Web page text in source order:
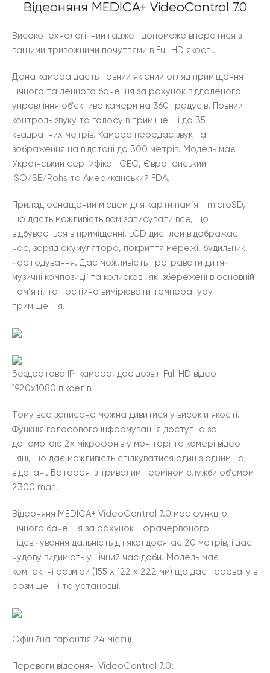
Відеоняня MEDICA+ VideoControl 7.0
Високотехнологічний гаджет допоможе впоратися з
вашими тривожними почуттями в Full HD якості.
Дана камера дасть повний якісний огляд приміщення
нічного та денного бачення за рахунок віддаленого
управління об’єктива камери на 360 градусів. Повний
контроль звуку та голосу в приміщенні до 35
квадратних метрів. Камера передає звук та
зображення на відстані до 300 метрів. Модель має
Український сертифікат СЕС, Європейський
ISO/SE/Rohs та Американський FDA.
Прилад оснащений місцем для карти пам’яті microSD,
що дасть можливість вам записувати все, що
відбувається в приміщенні. LCD дисплей відображає
час, заряд акумулятора, покриття мережі, будильник,
час годування. Дає можливість програвати дитячі
музичні композиції та колискові, які збережені в основній
пам’яті, та постійно вимірювати температуру
приміщення.
Бездротова IP-камера, дає дозвіл Full HD відео
1920х1080 пікселів
Тому все записане можна дивитися у високій якості.
Функція голосового інформування доступна за
допомогою 2х мікрофонів у моніторі та камері відео-
няні, що дає можливість спілкуватися один з одним на
відстані. Батарея із тривалим терміном служби об’ємом
2300 mah.
Відеоняня MEDICA+ VideoControl 7.0 має функцію
нічного бачення за рахунок інфрачервоного
підсвічування дальність дії якої досягає 20 метрів, і дає
чудову видимість у нічний час доби. Модель має
компактні розміри (155 х 122 х 222 мм) що дає перевагу в
розміщенні та установці.
Офіційна гарантія 24 місяці
Переваги відеоняні VideoControl 7.0: